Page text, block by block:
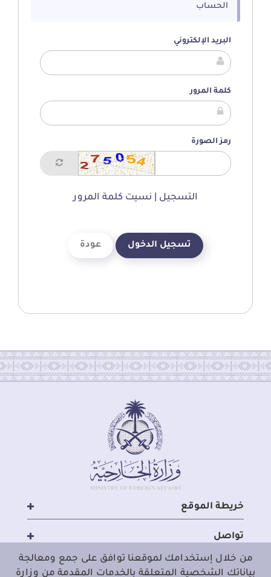
الحساب
البريد الإلكتروني
كلمة المرور
رمز الصورة
التسجيل نسيت كلمة المرور
تسجيل الدخول عودة
خريطة الموقع
تواصل
مواقع مهمة
من خلال إستخدامك لموقعنا توافق على جمع ومعالجة
بياناتك الشخصية المتعلقة بالخدمات المقدمة من وزارة